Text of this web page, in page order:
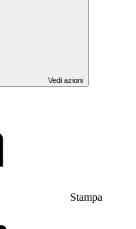
Vedi azioni
Stampa